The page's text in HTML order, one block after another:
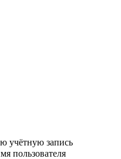
учётную запись
пользователя